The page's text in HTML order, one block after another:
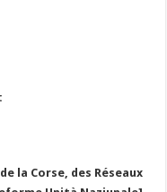
la Corse, des Réseaux